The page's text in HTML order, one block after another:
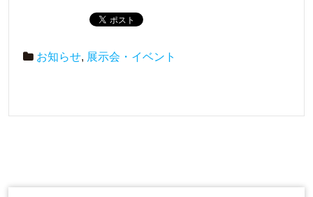
お知らせ, 展示会・イベント